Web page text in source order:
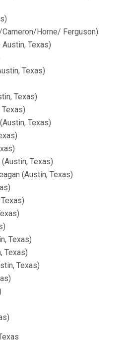
Cameron/Horne/ Ferguson)
Texas)
Texas)
Texas)
Texas)
Texas)
(Austin, Texas)
Texas)
Texas)
Texas)